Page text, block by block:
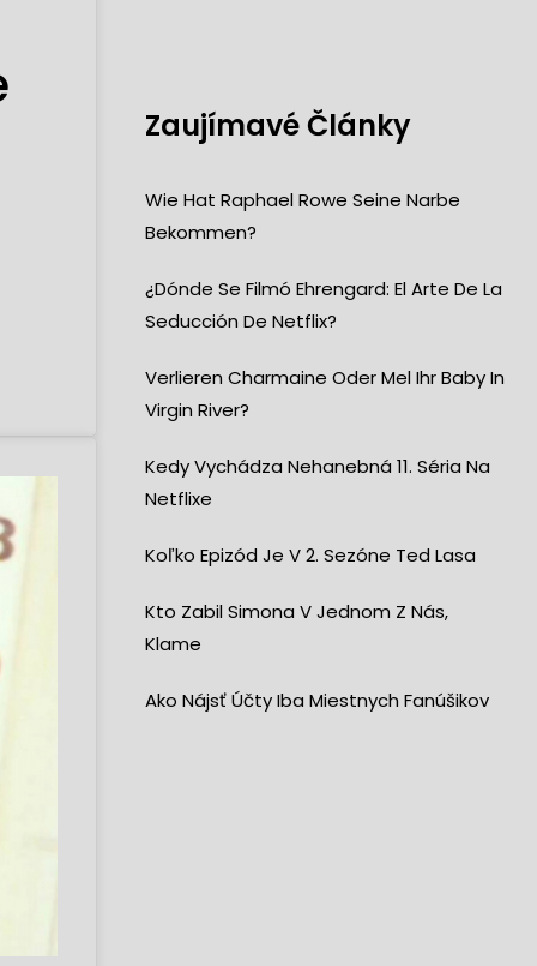
Zaujímavé Články
Wie Hat Raphael Rowe Seine Narbe
Bekommen?
¿Dónde Se Filmó Ehrengard: El Arte De La
Seducción De Netflix?
Verlieren Charmaine Oder Mel Ihr Baby In
Virgin River?
Kedy Vychádza Nehanebná 11. Séria Na
Netflixe
Koľko Epizód Je V 2. Sezóne Ted Lasa
Kto Zabil Simona V Jednom Z Nás,
Klame
Ako Nájsť Účty Iba Miestnych Fanúšikov